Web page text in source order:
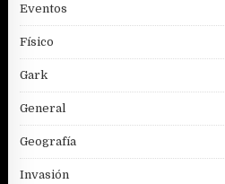
Eventos
Físico
Gark
General
Geografía
Invasión